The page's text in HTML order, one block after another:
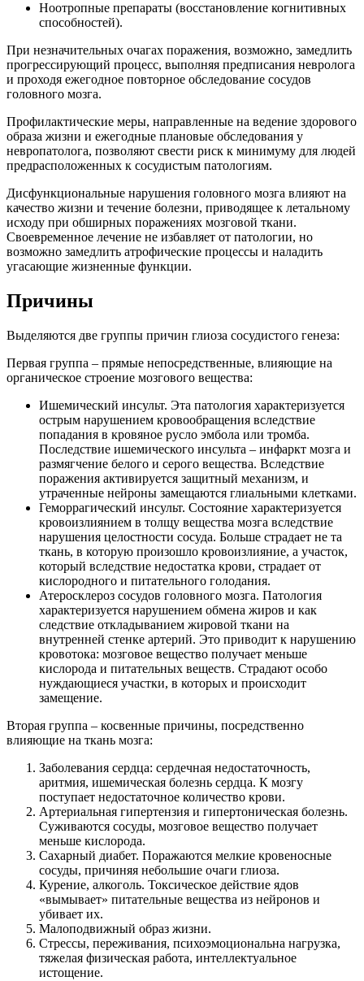
Ноотропные препараты (восстановление когнитивных
способностей).
При незначительных очагах поражения, возможно, замедлить
прогрессирующий процесс, выполняя предписания невролога
и проходя ежегодное повторное обследование сосудов
головного мозга.
Профилактические меры, направленные на ведение здорового
образа жизни и ежегодные плановые обследования у
невропатолога, позволяют свести риск к минимуму для людей
предрасположенных к сосудистым патологиям.
Дисфункциональные нарушения головного мозга влияют на
качество жизни и течение болезни, приводящее к летальному
исходу при обширных поражениях мозговой ткани.
Своевременное лечение не избавляет от патологии, но
возможно замедлить атрофические процессы и наладить
угасающие жизненные функции.
Причины
Выделяются две группы причин глиоза сосудистого генеза:
Первая группа – прямые непосредственные, влияющие на
органическое строение мозгового вещества:
Ишемический инсульт. Эта патология характеризуется
острым нарушением кровообращения вследствие
попадания в кровяное русло эмбола или тромба.
Последствие ишемического инсульта – инфаркт мозга и
размягчение белого и серого вещества. Вследствие
поражения активируется защитный механизм, и
утраченные нейроны замещаются глиальными клетками.
Геморрагический инсульт. Состояние характеризуется
кровоизлиянием в толщу вещества мозга вследствие
нарушения целостности сосуда. Больше страдает не та
ткань, в которую произошло кровоизлияние, а участок,
который вследствие недостатка крови, страдает от
кислородного и питательного голодания.
Атеросклероз сосудов головного мозга. Патология
характеризуется нарушением обмена жиров и как
следствие откладыванием жировой ткани на
внутренней стенке артерий. Это приводит к нарушению
кровотока: мозговое вещество получает меньше
кислорода и питательных веществ. Страдают особо
нуждающиеся участки, в которых и происходит
замещение.
Вторая группа – косвенные причины, посредственно
влияющие на ткань мозга:
Заболевания сердца: сердечная недостаточность,
аритмия, ишемическая болезнь сердца. К мозгу
поступает недостаточное количество крови.
Артериальная гипертензия и гипертоническая болезнь.
Суживаются сосуды, мозговое вещество получает
меньше кислорода.
Сахарный диабет. Поражаются мелкие кровеносные
сосуды, причиняя небольшие очаги глиоза.
Курение, алкоголь. Токсическое действие ядов
«вымывает» питательные вещества из нейронов и
убивает их.
Малоподвижный образ жизни.
Стрессы, переживания, психоэмоциональна нагрузка,
тяжелая физическая работа, интеллектуальное
истощение.